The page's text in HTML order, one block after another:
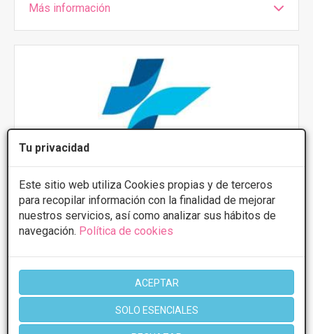
Tu privacidad
Este sitio web utiliza Cookies propias y de terceros
para recopilar información con la finalidad de mejorar
nuestros servicios, así como analizar sus hábitos de
navegación. Política de cookies
ACEPTAR
SOLO ESENCIALES
Más información
Dr. Juan Martinez Gutierrez - Hospital HLA
Inmaculada
5 1 Opiniones
C/ ALEJANDRO OTERO, 8, Granada VER MAPA
Rinoseptoplastia
Desde 4500€
Presupuestos con5% de descuento *